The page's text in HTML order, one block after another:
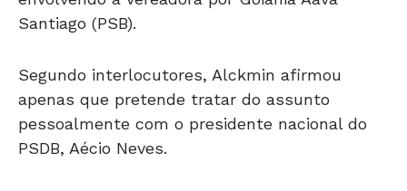
Santiago (PSB).
Segundo interlocutores, Alckmin afirmou
apenas que pretende tratar do assunto
pessoalmente com o presidente nacional do
PSDB, Aécio Neves.